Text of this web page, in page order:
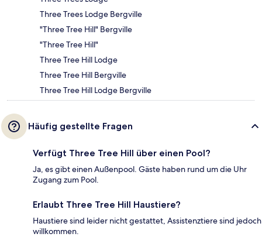
Three Trees Lodge Bergville
"Three Tree Hill" Bergville
"Three Tree Hill"
Three Tree Hill Lodge
Three Tree Hill Bergville
Three Tree Hill Lodge Bergville
Häufig gestellte Fragen
Verfügt Three Tree Hill über einen Pool?
Ja, es gibt einen Außenpool. Gäste haben rund um die Uhr
Zugang zum Pool.
Erlaubt Three Tree Hill Haustiere?
Haustiere sind leider nicht gestattet, Assistenztiere sind jedoch
willkommen.